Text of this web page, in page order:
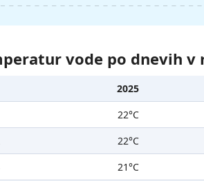
vode po dnevih v
2025
22°C
22°C
21°C